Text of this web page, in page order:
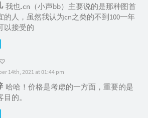
我也.cn（小声bb）主要说的是那种图首
的人，虽然我认为cn之类的不到100一年
以接受的
14th, 2021 at 01:44 pm
哈哈！价格是考虑的一方面，重要的是
的。